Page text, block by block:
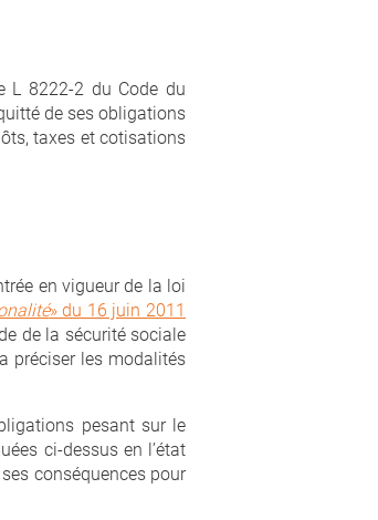
L 8222-2 du Code du
de ses obligations
taxes et cotisations
en vigueur de la loi
» du 16 juin 2011
de la sécurité sociale
préciser les modalités
pesant sur le
ci-dessus en l’état
conséquences pour